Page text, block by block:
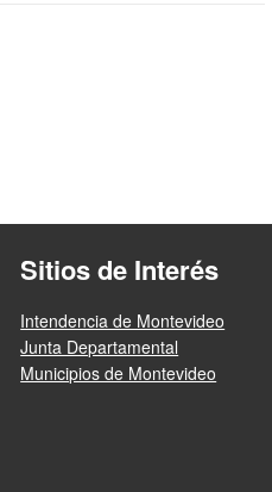
Sitios de Interés
Intendencia de Montevideo
Junta Departamental
Municipios de Montevideo